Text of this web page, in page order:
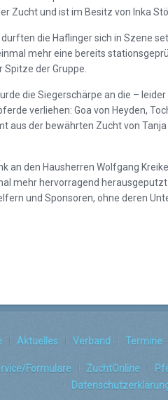
Zucht und ist im Besitz von Inka
die Haflinger sich in Szene
mehr eine bereits
Spitze der Gruppe.
die Siegerschärpe an die –
verliehen: Goa von Heyden,
aus der bewährten Zucht von
an den Hausherren Wolfgang
mehr hervorragend
und Sponsoren, ohne deren
Aktuelles Verband Termine
Formulare ZuchtOnline